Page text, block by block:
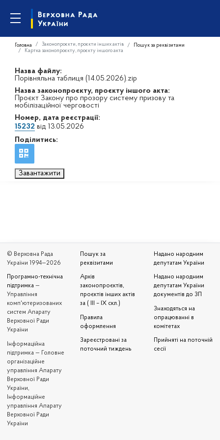
Головна Законопроєкти, проєкти інших актів
Пошук за реквізитами
Картка законопроєкту, проєкту іншого акта
Назва файлу:
Порівняльна таблиця (14.05.2026).zip
Назва законопроєкту, проєкту іншого акта:
Проєкт Закону про прозору систему призову та
мобілізаційної черговості
Номер, дата реєстрації:
15232 від 13.05.2026
Поділитись:
Завантажити
© Верховна Рада
України 1994—2026
Програмно-технічна
підтримка —
Управління
комп'ютеризованих
систем Апарату
Верховної Ради
України
Iнформаційна
підтримка — Головне
організаційне
управління Апарату
Верховної Ради
України,
Інформаційне
управління Апарату
Верховної Ради
України
Пошук за
реквізитами
Архів
законопроєктів,
проєктів інших актів
за ( III – IX скл.)
Правила
оформлення
Зареєстровані за
поточний тиждень
Надано народним
депутатам України
Надано народним
депутатам України
документів до ЗП
Знаходяться на
опрацюванні в
комітетах
Прийняті на поточній
сесії